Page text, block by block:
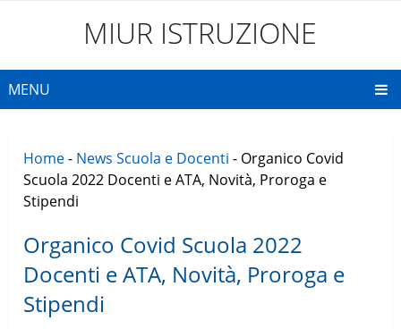
MIUR ISTRUZIONE
MENU
Home- News Scuola e Docenti - Organico Covid
Scuola 2022 Docenti e ATA, Novità, Proroga e
Stipendi
Organico Covid Scuola 2022
Docenti e ATA, Novità, Proroga e
Stipendi